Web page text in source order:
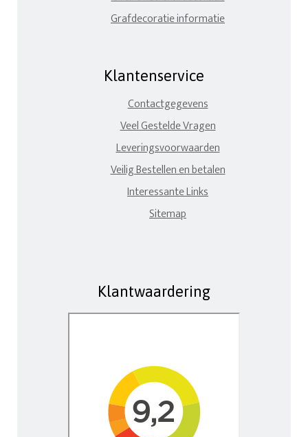
Grafdecoratie informatie
Klantenservice
Contactgegevens
Veel Gestelde Vragen
Leveringsvoorwaarden
Veilig Bestellen en betalen
Interessante Links
Sitemap
Klantwaardering